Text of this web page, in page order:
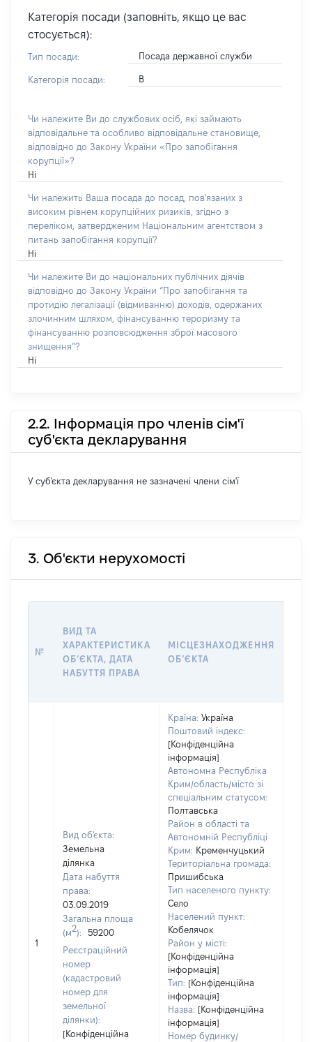
Категорія посади (заповніть, якщо це вас
стосується):
Тип посади: Посада державної служби
Категорія посади: В
Чи належите Ви до службових осіб, які займають
відповідальне та особливо відповідальне становище,
відповідно до Закону України «Про запобігання
корупції»?
Ні
Чи належить Ваша посада до посад, пов'язаних з
високим рівнем корупційних ризиків, згідно з
переліком, затвердженим Національним агентством з
питань запобігання корупції?
Ні
Чи належите Ви до національних публічних діячів
відповідно до Закону України “Про запобігання та
протидію легалізації (відмиванню) доходів, одержаних
злочинним шляхом, фінансуванню тероризму та
фінансуванню розповсюдження зброї масового
знищення”?
Ні
2.2. Інформація про членів сім'ї
суб'єкта декларування
У суб'єкта декларування не зазначені члени сім'ї
3. Об'єкти нерухомості
№
ВИД ТА
ХАРАКТЕРИСТИКА
ОБʼЄКТА, ДАТА
НАБУТТЯ ПРАВА
МІСЦЕЗНАХОДЖЕННЯ
ОБʼЄКТА
1
Вид об'єкта:
Земельна
ділянка
Дата набуття
права:
03.09.2019
Загальна площа
(м2):
59200
Реєстраційний
номер
(кадастровий
номер для
земельної
ділянки):
[Конфіденційна
Країна: Україна
Поштовий індекс:
[Конфіденційна
інформація]
Автономна Республіка
Крим/область/місто зі
спеціальним статусом:
Полтавська
Район в області та
Автономній Республіці
Крим: Кременчуцький
Територіальна громада:
Пришибська
Тип населеного пункту:
Село
Населений пункт:
Кобелячок
Район у місті:
[Конфіденційна
інформація]
Тип: [Конфіденційна
інформація]
Назва: [Конфіденційна
інформація]
Номер будинку/